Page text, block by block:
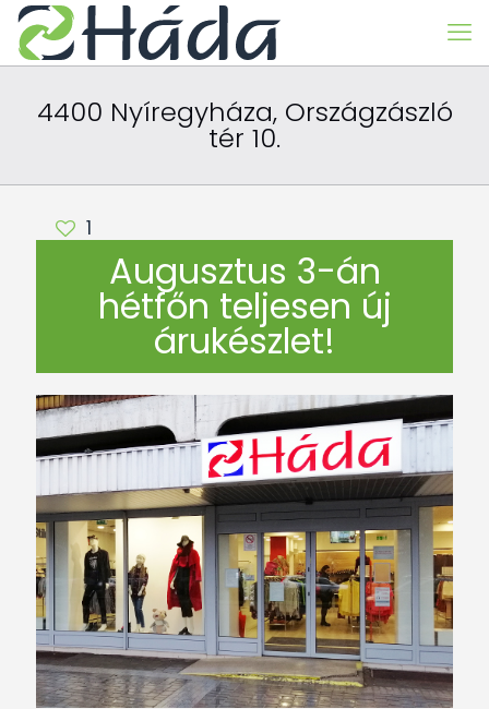
4400 Nyíregyháza, Országzászló
tér 10.
1
Augusztus 3-án
hétfőn teljesen új
árukészlet!